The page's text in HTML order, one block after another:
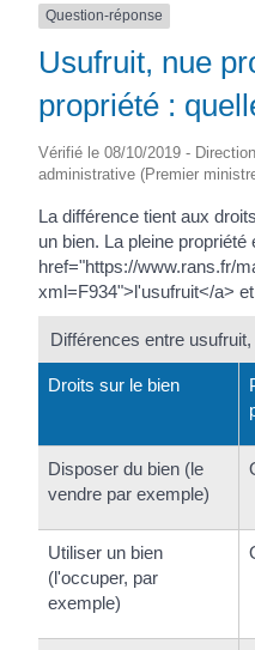
Question-réponse
Usufruit, nue
propriété :
Vérifié le 08/10/2019 -
administrative (Premier
La différence tient aux
un bien. La pleine
href="https://www.rans.fr/
xml=F934">l'usufruit</a>
Différences entre
Droits sur le bien
Disposer du bien (le
vendre par exemple)
Utiliser un bien
(l'occuper, par
exemple)